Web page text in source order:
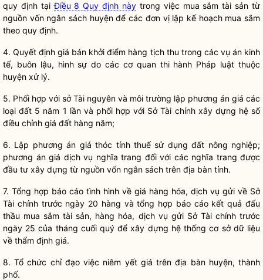
quy định tạiĐiều 8 Quy định này trong việc mua sắm tài sản từ
nguồn vốn ngân sách huyện để các đơn vị lập kế hoạch mua sắm
theo quy định.
4. Quyết định giá bán khởi điểm hàng tịch thu trong các vụ án kinh
tế, buôn lậu, hình sự do các cơ quan thi hành Pháp luật thuộc
huyện xử lý.
5. Phối hợp với sở Tài nguyên và môi trường lập phương án giá các
loại đất 5 năm 1 lần và phối hợp với Sở Tài chính xây dựng hệ số
điều chỉnh giá đất hàng năm;
6. Lập phương án giá thóc tính thuế sử dụng đất nông nghiệp;
phương án giá dịch vụ nghĩa trang đối với các nghĩa trang được
đầu tư xây dựng từ nguồn vốn ngân sách trên địa bàn tỉnh.
7. Tổng hợp báo cáo tình hình về giá hàng hóa, dịch vụ gửi về Sở
Tài chính trước ngày 20 hàng và tổng hợp báo cáo kết quả đấu
thầu mua sắm tài sản, hàng hóa, dịch vụ gửi Sở Tài chính trước
ngày 25 của tháng cuối quý để xây dựng hệ thống cơ sở dữ liệu
về thẩm định giá.
8. Tổ chức chỉ đạoviệc niêm yết giá trênđịa bànhuyện, thành
phố.